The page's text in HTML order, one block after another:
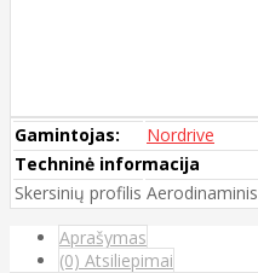
Gamintojas:
Nordrive
Techninė informacija
Skersinių profilis Aerodinaminis
Aprašymas
(0) Atsiliepimai